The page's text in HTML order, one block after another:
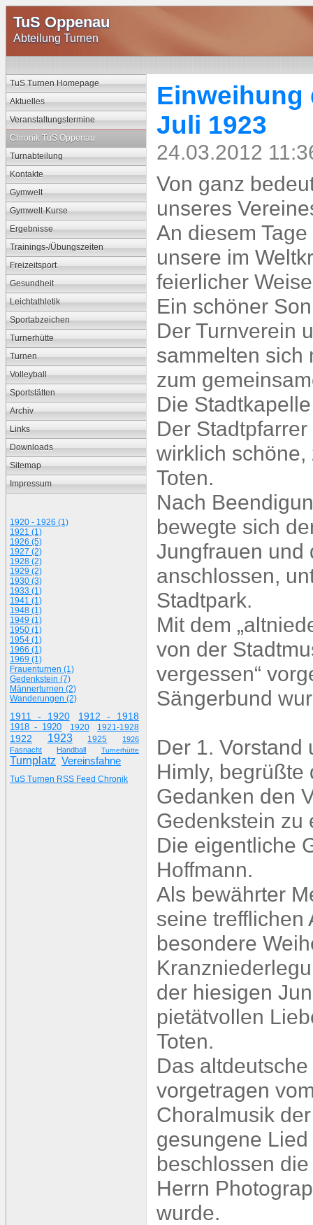
TuS Oppenau
Abteilung Turnen
TuS Turnen Homepage
Aktuelles
Veranstaltungstermine
Chronik TuS Oppenau
Turnabteilung
Kontakte
Gymwelt
Gymwelt-Kurse
Ergebnisse
Trainings-/Übungszeiten
Freizeitsport
Gesundheit
Leichtathletik
Sportabzeichen
Turnerhütte
Turnen
Volleyball
Sportstätten
Archiv
Links
Downloads
Sitemap
Impressum
1920 - 1926 (1)
1921 (1)
1926 (5)
1927 (2)
1928 (2)
1929 (2)
1930 (3)
1933 (1)
1941 (1)
1948 (1)
1949 (1)
1950 (1)
1954 (1)
1966 (1)
1969 (1)
Frauenturnen (1)
Gedenkstein (7)
Männerturnen (2)
Wanderungen (2)
1911 - 1920
1912 - 1918
1918 - 1920
1920 1921-1928
1922 1923 1925
1926
Fasnacht
Handball Turnerhütte
Turnplatz Vereinsfahne
TuS Turnen RSS Feed Chronik
Einweihung
Juli 1923
24.03.2012
Von ganz
unseres
An diesem
unsere im
feierlicher
Ein schöner
Der Turnverein
sammelten sich
zum
Die
Der
wirklich
Toten.
Nach
bewegte sich
Jungfrauen und
anschlossen,
Stadtpark.
Mit dem
von der
vergessen“
Sängerbund
Der 1. Vorstand
Himly, begrüßte
Gedanken den
Gedenkstein zu
Die eigentliche
Hoffmann.
Als bewährter
seine trefflichen
besondere
der hiesigen
pietätvollen
Toten.
Das
vorgetragen
Choralmusik
gesungene Lied
beschlossen
Herrn
wurde.